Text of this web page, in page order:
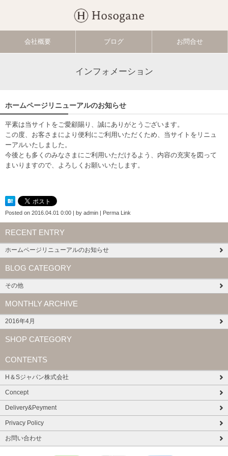
会社概要 ブログ お問合せ
インフォメーション
ホームページリニューアルのお知らせ
平素は当サイトをご愛顧賜り、誠にありがとうございます。
この度、お客さまにより便利にご利用いただくため、当サイトをリニュ
ーアルいたしました。
今後とも多くのみなさまにご利用いただけるよう、内容の充実を図って
まいりますので、よろしくお願いいたします。
Posted on 2016.04.01 0:00 | by admin | Perma Link
RECENT ENTRY
ホームページリニューアルのお知らせ
BLOG CATEGORY
その他
MONTHLY ARCHIVE
2016年4月
SHOP CATEGORY
CONTENTS
H＆Sジャパン株式会社
Concept
Delivery&Peyment
Privacy Policy
お問い合わせ